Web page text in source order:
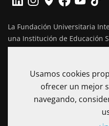
La Fundación Universitaria
una Institución de Educación
inspección y vigilancia del
mediante Resolución No.
expedida por el Ministerio de
Calle 100 No. 19-61 piso 8º,
Usamos cookies
ofrecer un mejor
navegando,